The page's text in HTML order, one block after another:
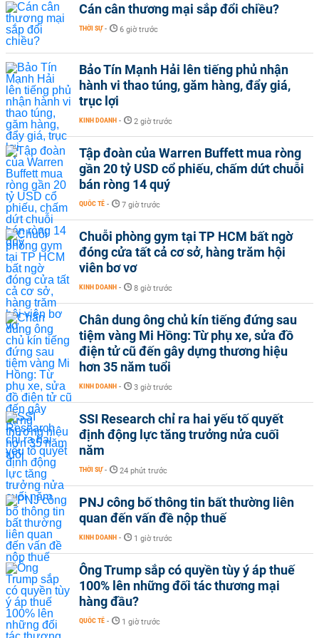
Cán cân thương mại sắp đổi chiều?
THỜI SỰ - 6 giờ trước
Bảo Tín Mạnh Hải lên tiếng phủ nhận
hành vi thao túng, găm hàng, đẩy giá,
trục lợi
KINH DOANH - 2 giờ trước
Tập đoàn của Warren Buffett mua ròng
gần 20 tỷ USD cổ phiếu, chấm dứt chuỗi
bán ròng 14 quý
QUỐC TẾ - 7 giờ trước
Chuỗi phòng gym tại TP HCM bất ngờ
đóng cửa tất cả cơ sở, hàng trăm hội
viên bơ vơ
KINH DOANH - 8 giờ trước
Chân dung ông chủ kín tiếng đứng sau
tiệm vàng Mi Hồng: Từ phụ xe, sửa đồ
điện tử cũ đến gây dựng thương hiệu
hơn 35 năm tuổi
KINH DOANH - 3 giờ trước
SSI Research chỉ ra hai yếu tố quyết
định động lực tăng trưởng nửa cuối
năm
THỜI SỰ - 24 phút trước
PNJ công bố thông tin bất thường liên
quan đến vấn đề nộp thuế
KINH DOANH - 1 giờ trước
Ông Trump sắp có quyền tùy ý áp thuế
100% lên những đối tác thương mại
hàng đầu?
QUỐC TẾ - 1 giờ trước